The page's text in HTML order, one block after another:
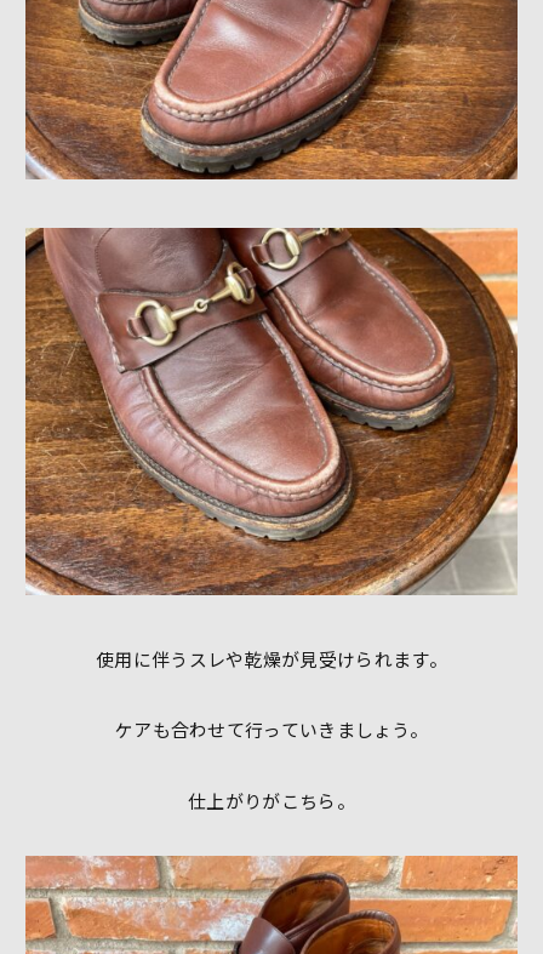
使用に伴うスレや乾燥が見受けられます。
ケアも合わせて行っていきましょう。
仕上がりがこちら。